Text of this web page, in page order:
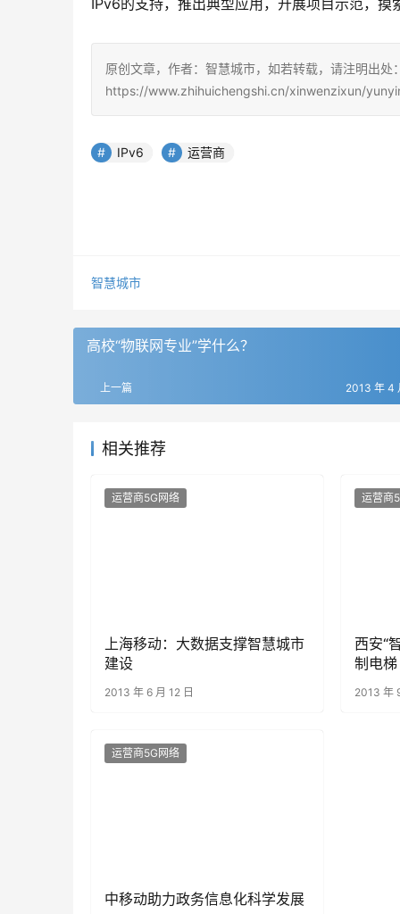
IPv6的支持，推出典型应用，开展项目示范，摸
原创文章，作者：智慧城市，如若转载，请注明出处：
https://www.zhihuichengshi.cn/xinwenzixun/
IPv6 运营商
智慧城市
高校“物联网专业”学什么？
上一篇 2013 年 4
相关推荐
运营商5G网络
上海移动：大数据支撑智慧城市
建设
2013 年 6 月 12 日
运营商
西安“
制电梯
2013 年
运营商5G网络
中移动助力政务信息化科学发展